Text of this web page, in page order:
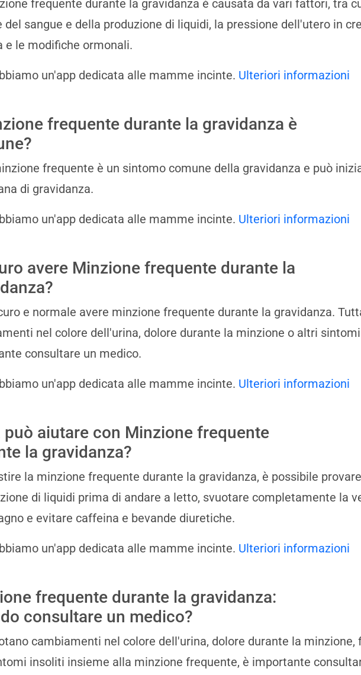
frequente durante la gravidanza è causata da vari fattori, tra
del sangue e della produzione di liquidi, la pressione dell'utero in
e le modifiche ormonali.
un'app dedicata alle mamme incinte. Ulteriori informazioni
frequente durante la gravidanza è
frequente è un sintomo comune della gravidanza e può
di gravidanza.
un'app dedicata alle mamme incinte. Ulteriori informazioni
avere Minzione frequente durante la
e normale avere minzione frequente durante la gravidanza.
nel colore dell'urina, dolore durante la minzione o altri
consultare un medico.
un'app dedicata alle mamme incinte. Ulteriori informazioni
può aiutare con Minzione frequente
la gravidanza?
la minzione frequente durante la gravidanza, è possibile
di liquidi prima di andare a letto, svuotare completamente la
e evitare caffeina e bevande diuretiche.
un'app dedicata alle mamme incinte. Ulteriori informazioni
frequente durante la gravidanza:
consultare un medico?
cambiamenti nel colore dell'urina, dolore durante la minzione,
insoliti insieme alla minzione frequente, è importante